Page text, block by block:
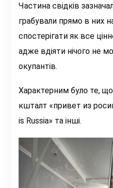
Частина свідків
грабували прямо в них
спостерігати як все
адже вдіяти нічого не
окупантів.
Характерним було те,
кшталт «привет из
is Russia» та інші.